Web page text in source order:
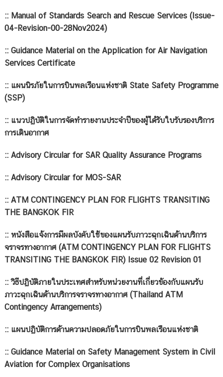
:: Manual of Standards Search and Rescue Services (Issue-
04-Revision-00-28Nov2024)
:: Guidance Material on the Application for Air Navigation
Services Certificate
:: แผนนิรภัยในการบินพลเรือนแห่งชาติ State Safety Programme
(SSP)
:: แนวปฏิบัติในการจัดทำรายงานประจำปีของผู้ได้รับใบรับรองบริการ
การเดินอากาศ
:: Advisory Circular for SAR Quality Assurance Programs
:: Advisory Circular for MOS-SAR
:: ATM CONTINGENCY PLAN FOR FLIGHTS TRANSITING
THE BANGKOK FIR
:: หนังสือแจ้งการมีผลบังคับใช้ของแผนรับภาวะฉุกเฉินด้านบริการ
จราจรทางอากาศ (ATM CONTINGENCY PLAN FOR FLIGHTS
TRANSITING THE BANGKOK FIR) Issue 02 Revision 01
::วิธีปฏิบัติภายในประเทศสำหรับหน่วยงานที่เกี่ยวข้องกับแผนรับ
ภาวะฉุกเฉินด้านบริการจราจรทางอากาศ (Thailand ATM
Contingency Arrangements)
:: แผนปฏิบัติการด้านความปลอดภัยในการบินพลเรือนแห่งชาติ
:: Guidance Material on Safety Management System in Civil
Aviation for Complex Organisations